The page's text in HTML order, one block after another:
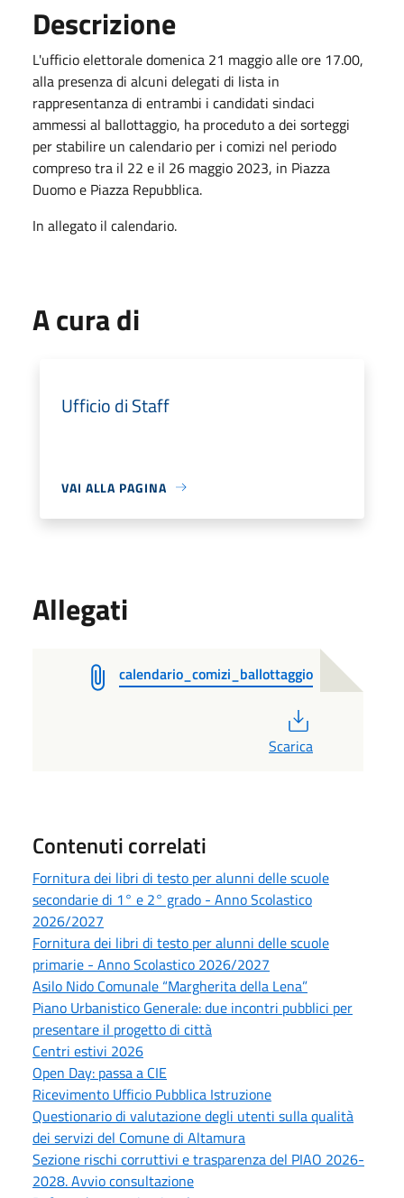
Descrizione
L'ufficio elettorale domenica 21 maggio alle ore 17.00,
alla presenza di alcuni delegati di lista in
rappresentanza di entrambi i candidati sindaci
ammessi al ballottaggio, ha proceduto a dei sorteggi
per stabilire un calendario per i comizi nel periodo
compreso tra il 22 e il 26 maggio 2023, in Piazza
Duomo e Piazza Repubblica.
In allegato il calendario.
A cura di
Ufficio di Staff
VAI ALLA PAGINA
Allegati
calendario_comizi_ballottaggio
Scarica
Contenuti correlati
Fornitura dei libri di testo per alunni delle scuole
secondarie di 1° e 2° grado - Anno Scolastico
2026/2027
Fornitura dei libri di testo per alunni delle scuole
primarie - Anno Scolastico 2026/2027
Asilo Nido Comunale “Margherita della Lena”
Piano Urbanistico Generale: due incontri pubblici per
presentare il progetto di città
Centri estivi 2026
Open Day: passa a CIE
Ricevimento Ufficio Pubblica Istruzione
Questionario di valutazione degli utenti sulla qualità
dei servizi del Comune di Altamura
Sezione rischi corruttivi e trasparenza del PIAO 2026-
2028. Avvio consultazione